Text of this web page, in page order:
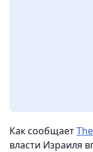
Как сообщает
власти Израиля